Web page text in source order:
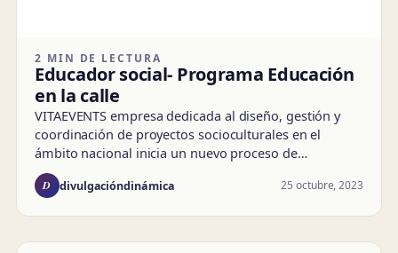
2 MIN DE LECTURA
Educador social- Programa Educación
en la calle
VITAEVENTS empresa dedicada al diseño, gestión y
coordinación de proyectos socioculturales en el
ámbito nacional inicia un nuevo proceso de…
D divulgacióndinámica 25 octubre, 2023